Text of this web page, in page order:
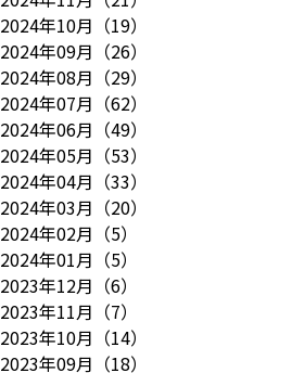
2024年10月 （19）
2024年09月 （26）
2024年08月 （29）
2024年07月 （62）
2024年06月 （49）
2024年05月 （53）
2024年04月 （33）
2024年03月 （20）
2024年02月 （5）
2024年01月 （5）
2023年12月 （6）
2023年11月 （7）
2023年10月 （14）
2023年09月 （18）